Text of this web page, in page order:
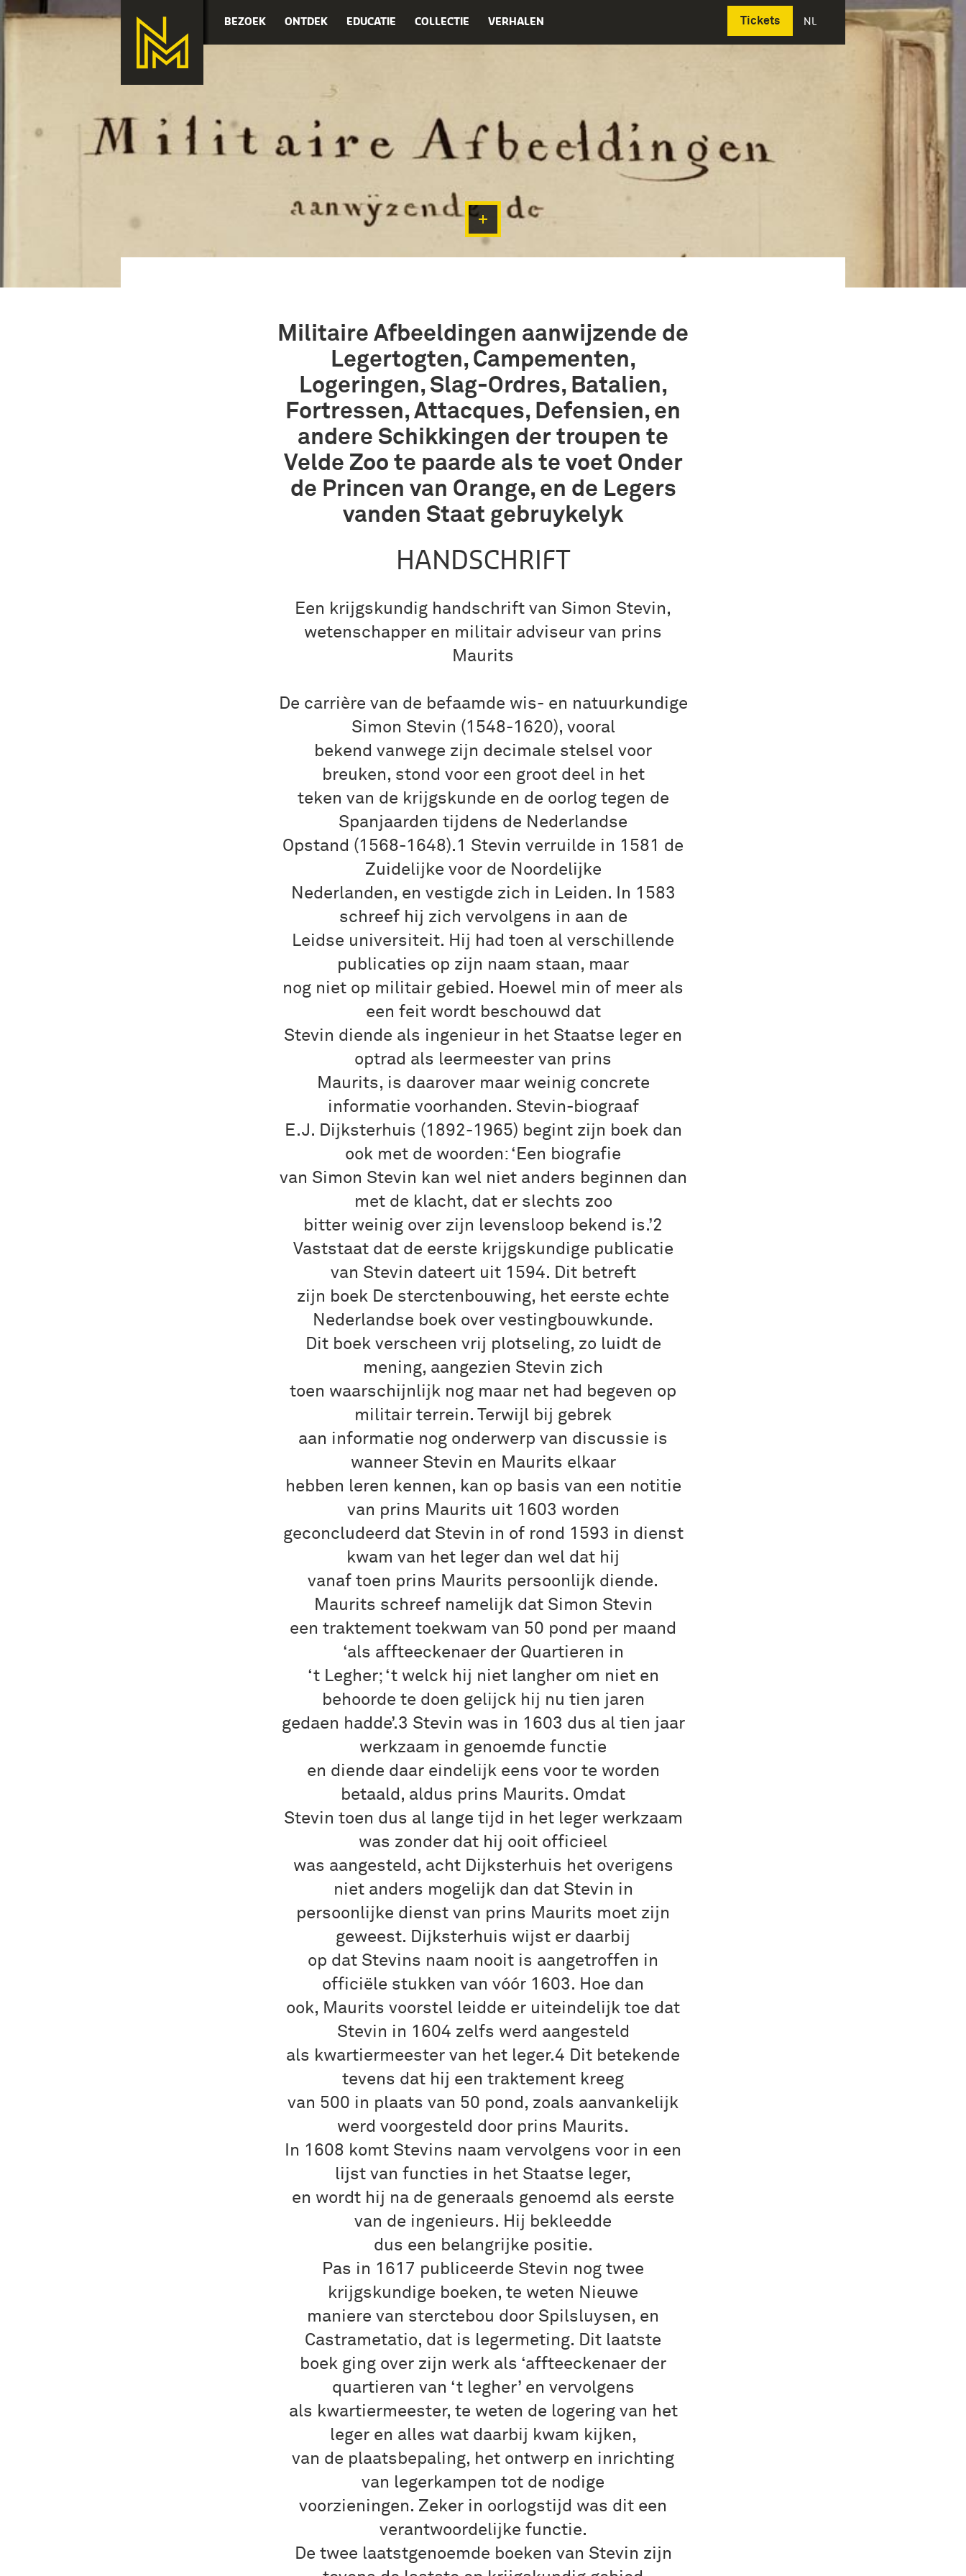
BEZOEK ONTDEK EDUCATIE COLLECTIE VERHALEN Tickets NL
Deutsch
Militaire Afbeeldingen aanwijzende de
Legertogten, Campementen,
Logeringen, Slag-Ordres, Batalien,
Fortressen, Attacques, Defensien, en
andere Schikkingen der troupen te
Velde Zoo te paarde als te voet Onder
de Princen van Orange, en de Legers
vanden Staat gebruykelyk
HANDSCHRIFT
Een krijgskundig handschrift van Simon Stevin,
wetenschapper en militair adviseur van prins
Maurits
De carrière van de befaamde wis- en natuurkundige
Simon Stevin (1548-1620), vooral
bekend vanwege zijn decimale stelsel voor
breuken, stond voor een groot deel in het
teken van de krijgskunde en de oorlog tegen de
Spanjaarden tijdens de Nederlandse
Opstand (1568-1648).1 Stevin verruilde in 1581 de
Zuidelijke voor de Noordelijke
Nederlanden, en vestigde zich in Leiden. In 1583
schreef hij zich vervolgens in aan de
Leidse universiteit. Hij had toen al verschillende
publicaties op zijn naam staan, maar
nog niet op militair gebied. Hoewel min of meer als
een feit wordt beschouwd dat
Stevin diende als ingenieur in het Staatse leger en
optrad als leermeester van prins
Maurits, is daarover maar weinig concrete
informatie voorhanden. Stevin-biograaf
E.J. Dijksterhuis (1892-1965) begint zijn boek dan
ook met de woorden: ‘Een biografie
van Simon Stevin kan wel niet anders beginnen dan
met de klacht, dat er slechts zoo
bitter weinig over zijn levensloop bekend is.’2
Vaststaat dat de eerste krijgskundige publicatie
van Stevin dateert uit 1594. Dit betreft
zijn boek De sterctenbouwing, het eerste echte
Nederlandse boek over vestingbouwkunde.
Dit boek verscheen vrij plotseling, zo luidt de
mening, aangezien Stevin zich
toen waarschijnlijk nog maar net had begeven op
militair terrein. Terwijl bij gebrek
aan informatie nog onderwerp van discussie is
wanneer Stevin en Maurits elkaar
hebben leren kennen, kan op basis van een notitie
van prins Maurits uit 1603 worden
geconcludeerd dat Stevin in of rond 1593 in dienst
kwam van het leger dan wel dat hij
vanaf toen prins Maurits persoonlijk diende.
Maurits schreef namelijk dat Simon Stevin
een traktement toekwam van 50 pond per maand
‘als affteeckenaer der Quartieren in
‘t Legher; ‘t welck hij niet langher om niet en
behoorde te doen gelijck hij nu tien jaren
gedaen hadde’.3 Stevin was in 1603 dus al tien jaar
werkzaam in genoemde functie
en diende daar eindelijk eens voor te worden
betaald, aldus prins Maurits. Omdat
Stevin toen dus al lange tijd in het leger werkzaam
was zonder dat hij ooit officieel
was aangesteld, acht Dijksterhuis het overigens
niet anders mogelijk dan dat Stevin in
persoonlijke dienst van prins Maurits moet zijn
geweest. Dijksterhuis wijst er daarbij
op dat Stevins naam nooit is aangetroffen in
officiële stukken van vóór 1603. Hoe dan
ook, Maurits voorstel leidde er uiteindelijk toe dat
Stevin in 1604 zelfs werd aangesteld
als kwartiermeester van het leger.4 Dit betekende
tevens dat hij een traktement kreeg
van 500 in plaats van 50 pond, zoals aanvankelijk
werd voorgesteld door prins Maurits.
In 1608 komt Stevins naam vervolgens voor in een
lijst van functies in het Staatse leger,
en wordt hij na de generaals genoemd als eerste
van de ingenieurs. Hij bekleedde
dus een belangrijke positie.
Pas in 1617 publiceerde Stevin nog twee
krijgskundige boeken, te weten Nieuwe
maniere van sterctebou door Spilsluysen, en
Castrametatio, dat is legermeting. Dit laatste
boek ging over zijn werk als ‘affteeckenaer der
quartieren van ‘t legher’ en vervolgens
als kwartiermeester, te weten de logering van het
leger en alles wat daarbij kwam kijken,
van de plaatsbepaling, het ontwerp en inrichting
van legerkampen tot de nodige
voorzieningen. Zeker in oorlogstijd was dit een
verantwoordelijke functie.
De twee laatstgenoemde boeken van Stevin zijn